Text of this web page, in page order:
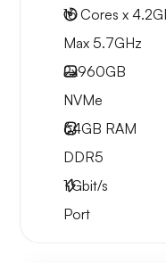
16 Cores x
Max 5.7GHz
2x960GB
NVMe
64GB RAM
DDR5
1Gbit/s
Port